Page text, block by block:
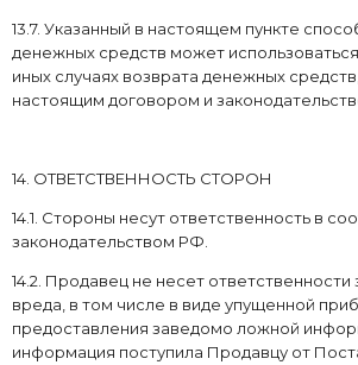
13.7. Указанный в настоящем пункте
денежных средств может
иных случаях возврата денежных
настоящим договором и
14. ОТВЕТСТВЕННОСТЬ СТОРОН
14.1. Стороны несут ответственность в
законодательством РФ.
14.2. Продавец не несет ответственности
вреда, в том числе в виде упущенной
предоставления заведомо ложной
информация поступила Продавцу от